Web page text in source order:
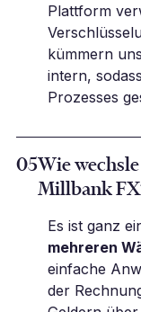
Plattform
kümmern
intern,
Prozesses
05Wie
Millbank
Es ist ganz
mehreren
einfache
der